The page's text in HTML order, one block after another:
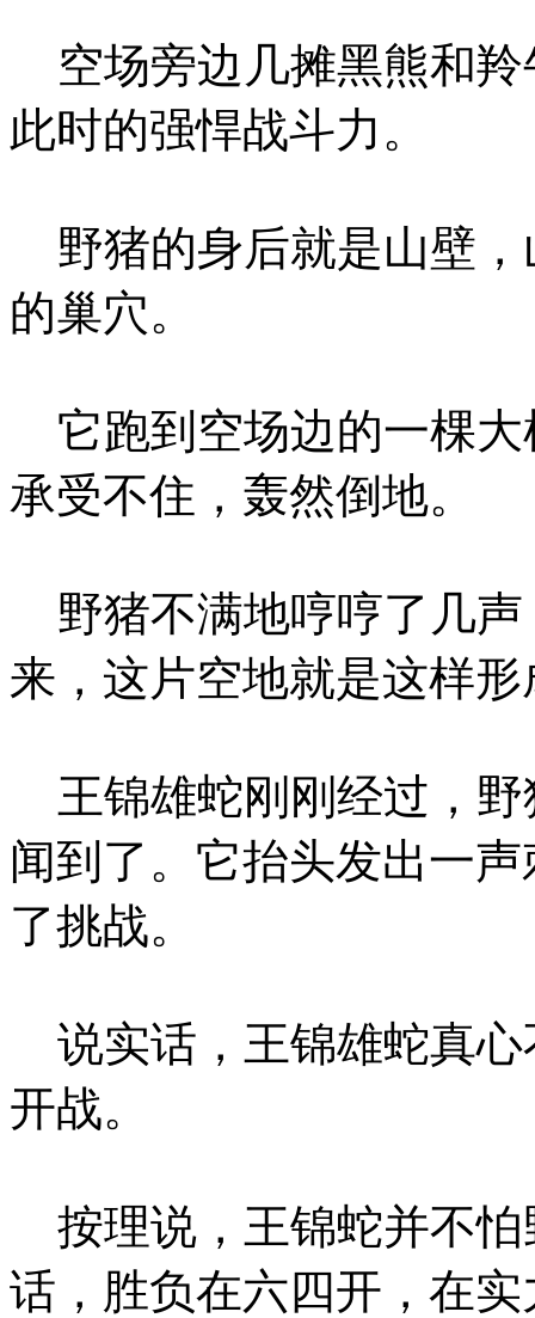
空场旁边几摊黑熊和羚
此时的强悍战斗力。
野猪的身后就是山壁，
的巢穴。
它跑到空场边的一棵大
承受不住，轰然倒地。
野猪不满地哼哼了几声
来，这片空地就是这样形
王锦雄蛇刚刚经过，野
闻到了。它抬头发出一
了挑战。
说实话，王锦雄蛇真心
开战。
按理说，王锦蛇并不怕
话，胜负在六四开，在